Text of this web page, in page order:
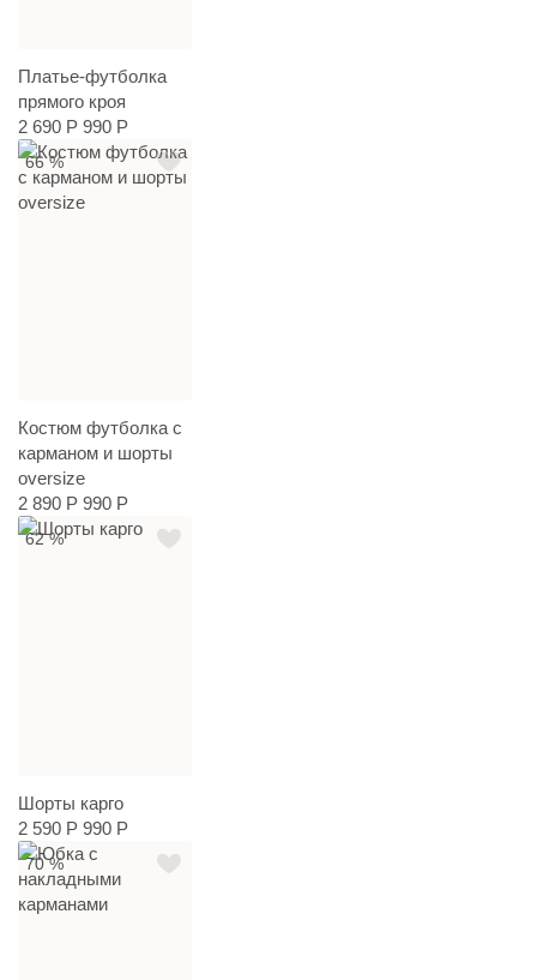
Платье-футболка
прямого кроя
2 690 Р 990 Р
66 %
Костюм футболка с
карманом и шорты
oversize
2 890 Р 990 Р
62 %
Шорты карго
2 590 Р 990 Р
70 %